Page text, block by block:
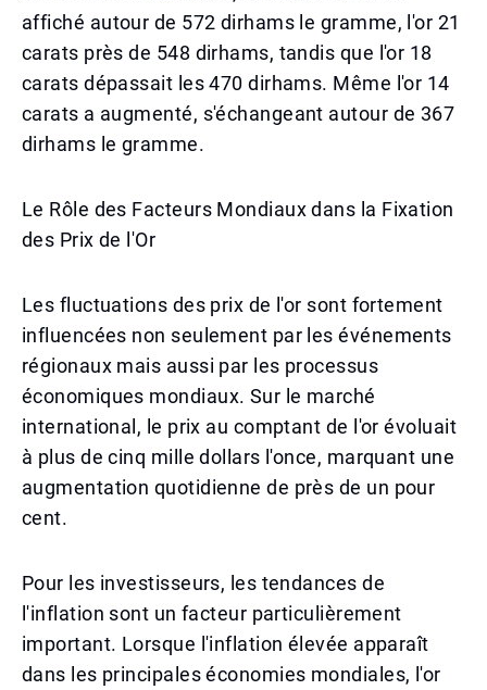
affiché autour de 572 dirhams le gramme, l'or 21
carats près de 548 dirhams, tandis que l'or 18
carats dépassait les 470 dirhams. Même l'or 14
carats a augmenté, s'échangeant autour de 367
dirhams le gramme.
Le Rôle des Facteurs Mondiaux dans la Fixation
des Prix de l'Or
Les fluctuations des prix de l'or sont fortement
influencées non seulement par les événements
régionaux mais aussi par les processus
économiques mondiaux. Sur le marché
international, le prix au comptant de l'or évoluait
à plus de cinq mille dollars l'once, marquant une
augmentation quotidienne de près de un pour
cent.
Pour les investisseurs, les tendances de
l'inflation sont un facteur particulièrement
important. Lorsque l'inflation élevée apparaît
dans les principales économies mondiales, l'or